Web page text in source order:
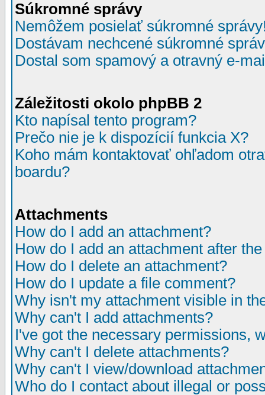
Súkromné správy
Nemôžem posielať súkromné
Dostávam nechcené súkromné
Dostal som spamový a otravný e-
Záležitosti okolo phpBB 2
Kto napísal tento program?
Prečo nie je k dispozícií funkcia X?
Koho mám kontaktovať ohľadom
boardu?
Attachments
How do I add an attachment?
How do I add an attachment after
How do I delete an attachment?
How do I update a file comment?
Why isn't my attachment visible in
Why can't I add attachments?
I've got the necessary permissions,
Why can't I delete attachments?
Why can't I view/download
Who do I contact about illegal or